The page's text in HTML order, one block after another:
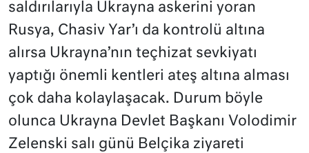
saldırılarıyla Ukrayna askerini yoran
Rusya, Chasiv Yar’ı da kontrolü altına
alırsa Ukrayna’nın teçhizat sevkiyatı
yaptığı önemli kentleri ateş altına alması
çok daha kolaylaşacak. Durum böyle
olunca Ukrayna Devlet Başkanı Volodimir
Zelenski salı günü Belçika ziyareti